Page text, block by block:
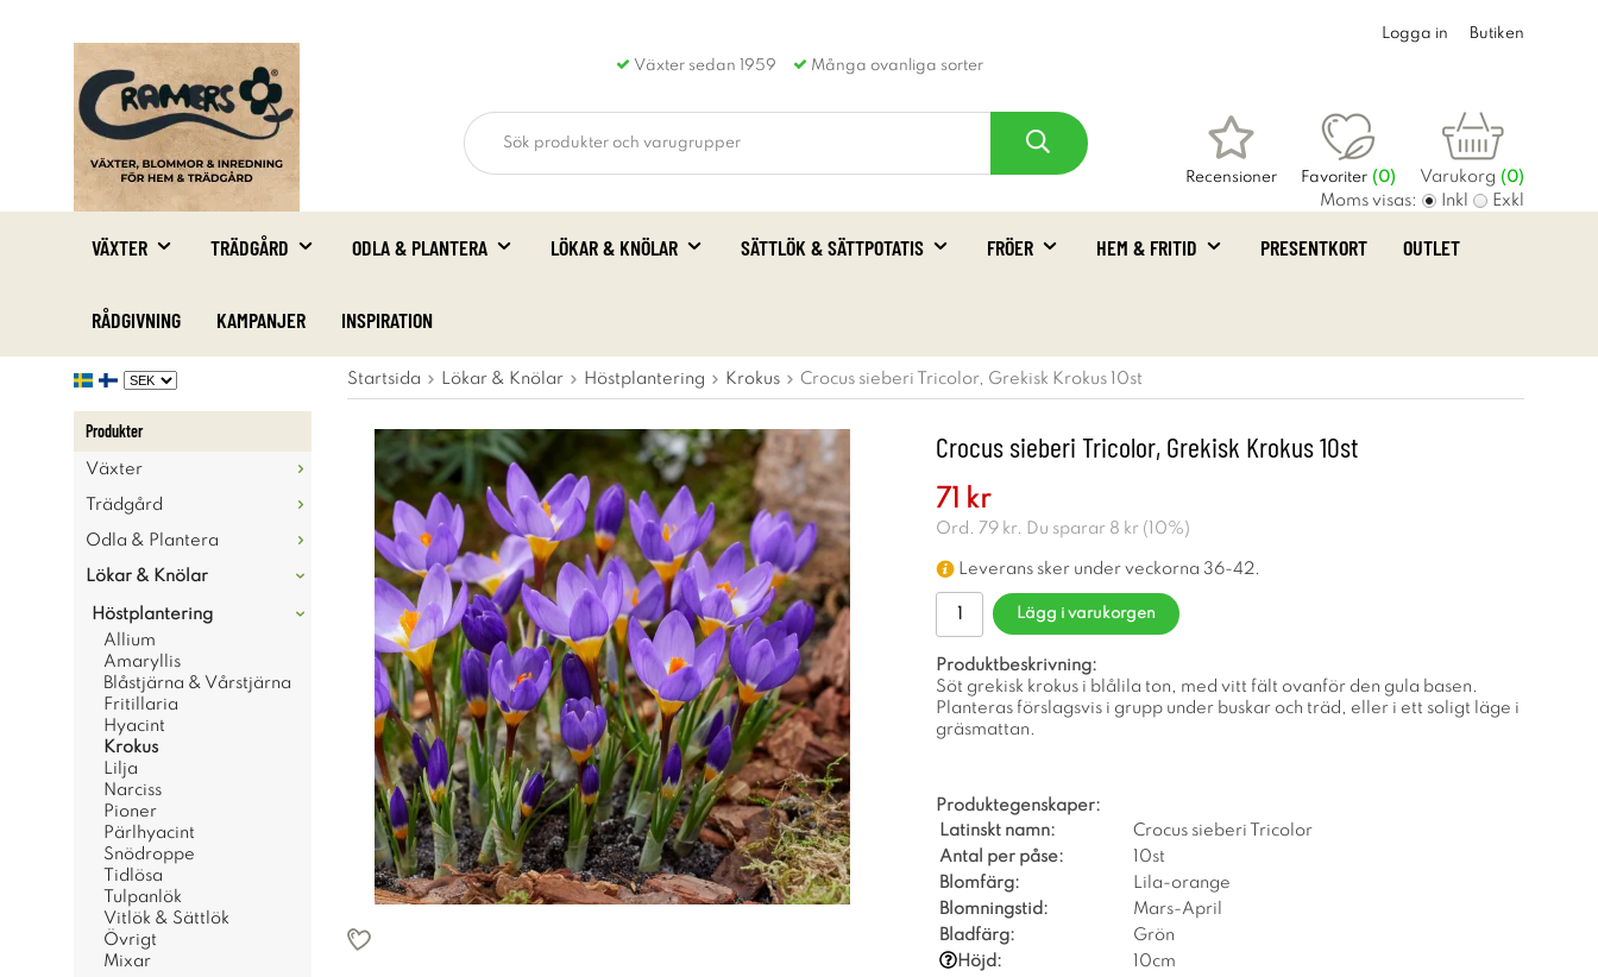
Växter sedan 1959 Många ovanliga sorter
Logga in Butiken
Recensioner Favoriter (0) Varukorg (0)
Moms visas: Inkl Exkl
VÄXTER TRÄDGÅRD ODLA & PLANTERA LÖKAR & KNÖLAR SÄTTLÖK & SÄTTPOTATIS FRÖER HEM & FRITID PRESENTKORT OUTLET
RÅDGIVNING KAMPANJER INSPIRATION
Produkter
Växter
Trädgård
Odla & Plantera
Lökar & Knölar
Höstplantering
Allium
Amaryllis
Blåstjärna & Vårstjärna
Fritillaria
Hyacint
Krokus
Lilja
Narciss
Pioner
Pärlhyacint
Snödroppe
Tidlösa
Tulpanlök
Vitlök & Sättlök
Övrigt
Mixar
Startsida Lökar & Knölar Höstplantering Krokus Crocus sieberi Tricolor, Grekisk Krokus 10st
Crocus sieberi Tricolor, Grekisk Krokus 10st
71 kr
Ord. 79 kr. Du sparar 8 kr ( 10%)
Leverans sker under veckorna 36-42.
Lägg i varukorgen
Produktbeskrivning:
Söt grekisk krokus i blålila ton, med vitt fält ovanför den gula basen.
Planteras förslagsvis i grupp under buskar och träd, eller i ett soligt läge i
gräsmattan.
Produktegenskaper:
Latinskt namn:
Crocus sieberi Tricolor
Antal per påse:
10st
Blomfärg:
Lila-orange
Blomningstid:
Mars-April
Bladfärg:
Grön
Höjd:
10cm